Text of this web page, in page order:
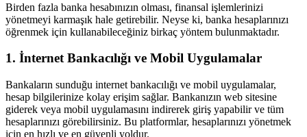
Birden fazla banka hesabınızın olması, finansal işlemlerinizi
yönetmeyi karmaşık hale getirebilir. Neyse ki, banka hesaplarınızı
öğrenmek için kullanabileceğiniz birkaç yöntem bulunmaktadır.
1. İnternet Bankacılığı ve Mobil Uygulamalar
Bankaların sunduğu internet bankacılığı ve mobil uygulamalar,
hesap bilgilerinize kolay erişim sağlar. Bankanızın web sitesine
giderek veya mobil uygulamasını indirerek giriş yapabilir ve tüm
hesaplarınızı görebilirsiniz. Bu platformlar, hesaplarınızı yönetmek
için en hızlı ve en güvenli yoldur.